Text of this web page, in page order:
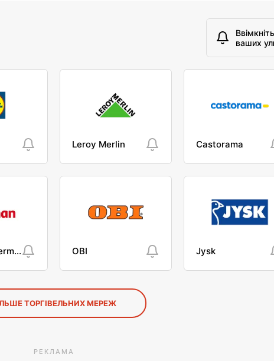
ваших
Leroy Merlin Castorama
Auchan Hipermarket OBI Jysk
ТОРГІВЕЛЬНИХ МЕРЕЖ
РЕКЛАМА